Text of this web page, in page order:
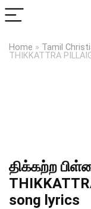
Home » Tamil
THIKKATTRA
திக்கற்ற
song lyrics